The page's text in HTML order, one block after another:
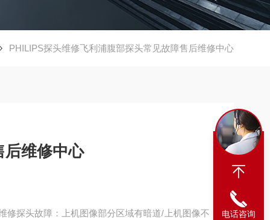
PHILIPS探头维修飞利浦腹部探头常见故障售后维修中心
后维修中心
修探头故障：上机图像部分区域有暗道/上机图像不
电话咨询